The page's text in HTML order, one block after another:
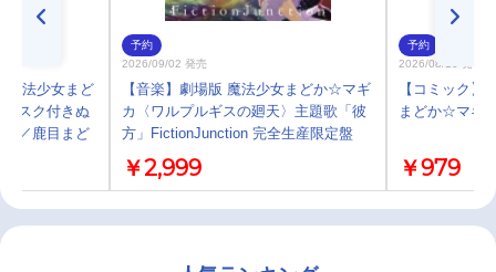
魔法少女まど
スク付きぬ
／鹿目まど
予約
2026/09/02 発売
【音楽】劇場版 魔法少女まどか☆マギ
カ〈ワルプルギスの廻天〉主題歌「彼
方」FictionJunction 完全生産限定盤
￥2,999
予約
2026/08/10 発売
【コミック】
まどか☆マギ
￥979